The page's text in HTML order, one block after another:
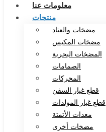
معلومات عنا
منتجات
مضخات والعتاد
مضخات المكبس
المضخات البحرية
الصمامات
المحركات
قطع غيار السفن
قطع غيار المولدات
معدات الأتمتة
مضخات أخرى